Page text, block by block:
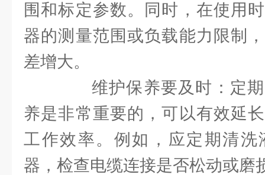
围和标定参数。同时，在使用
器的测量范围或负载能力限制
差增大。
维护保养要及时：定期
养是非常重要的，可以有效延
工作效率。例如，应定期清洗
器，检查电缆连接是否松动或磨